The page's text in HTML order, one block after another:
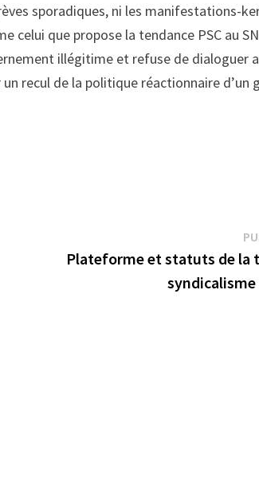
sporadiques, ni les manifestations-
celui que propose la tendance PSC au
illégitime et refuse de dialoguer
recul de la politique réactionnaire d’un
Plateforme et statuts de la
syndicalisme